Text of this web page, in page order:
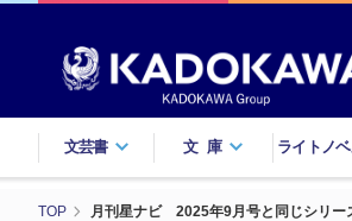
文芸書 文庫 ライトノ
TOP 月刊星ナビ 2025年9月号と同じシリー